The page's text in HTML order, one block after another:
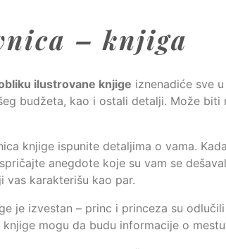
– knjiga
ilustrovane knjige iznenadiće sve
budžeta, kao i ostali detalji. Može
knjige ispunite detaljima o vama.
anegdote koje su vam se
vas karakterišu kao par.
je izvestan – princ i princeza su
knjige mogu da budu informacije o